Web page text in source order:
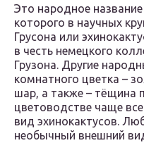
Это народное
которого в научных
Грусона или
в честь немецкого
Грузона. Другие
комнатного цветка –
шар, а также – тёщина
цветоводстве чаще
вид эхинокактусов.
необычный внешний